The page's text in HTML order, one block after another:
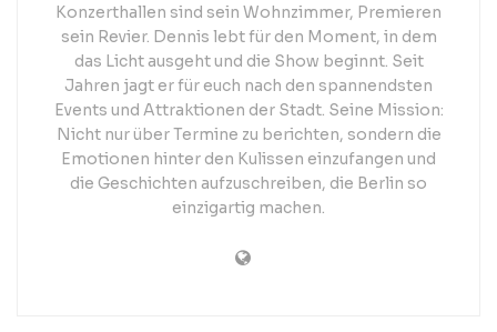
Konzerthallen sind sein Wohnzimmer, Premieren
sein Revier. Dennis lebt für den Moment, in dem
das Licht ausgeht und die Show beginnt. Seit
Jahren jagt er für euch nach den spannendsten
Events und Attraktionen der Stadt. Seine Mission:
Nicht nur über Termine zu berichten, sondern die
Emotionen hinter den Kulissen einzufangen und
die Geschichten aufzuschreiben, die Berlin so
einzigartig machen.